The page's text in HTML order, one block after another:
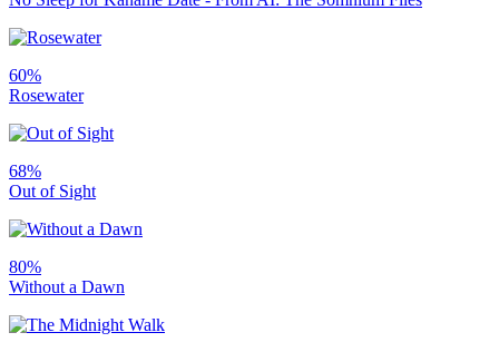
60%
Rosewater
68%
Out of Sight
80%
Without a Dawn